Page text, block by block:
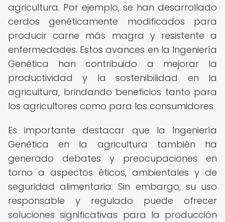
agricultura. Por ejemplo, se han desarrollado
cerdos genéticamente modificados para
producir carne más magra y resistente a
enfermedades. Estos avances en la Ingeniería
Genética han contribuido a mejorar la
productividad y la sostenibilidad en la
agricultura, brindando beneficios tanto para
los agricultores como para los consumidores.
Es importante destacar que la Ingeniería
Genética en la agricultura también ha
generado debates y preocupaciones en
torno a aspectos éticos, ambientales y de
seguridad alimentaria. Sin embargo, su uso
responsable y regulado puede ofrecer
soluciones significativas para la producción